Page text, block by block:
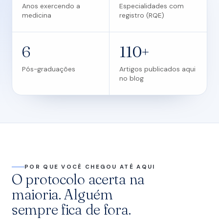
Anos exercendo a
medicina
Especialidades com
registro (RQE)
6
Pós-graduações
110+
Artigos publicados aqui
no blog
POR QUE VOCÊ CHEGOU ATÉ AQUI
O protocolo acerta na
maioria. Alguém
sempre fica de fora.